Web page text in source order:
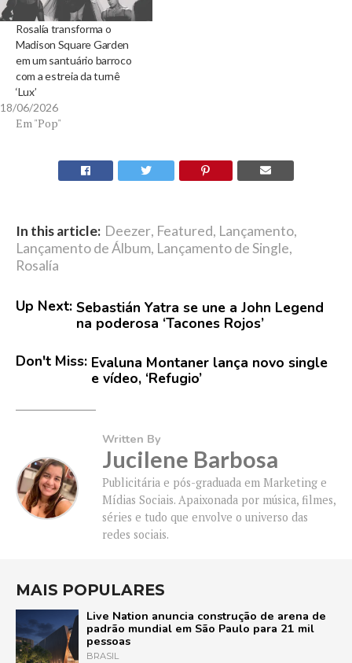
Rosalía transforma o
Madison Square Garden
em um santuário barroco
com a estreia da turnê
‘Lux’
18/06/2026
Em "Pop"
In this article: Deezer, Featured, Lançamento,
Lançamento de Álbum, Lançamento de Single,
Rosalía
Up Next: Sebastián Yatra se une a John Legend
na poderosa ‘Tacones Rojos’
Don't Miss: Evaluna Montaner lança novo single
e vídeo, ‘Refugio’
Written By
Jucilene Barbosa
Publicitária e pós-graduada em Marketing e
Mídias Sociais. Apaixonada por música, filmes,
séries e tudo que envolve o universo das
redes sociais.
MAIS POPULARES
Live Nation anuncia construção de arena de
padrão mundial em São Paulo para 21 mil
pessoas
BRASIL